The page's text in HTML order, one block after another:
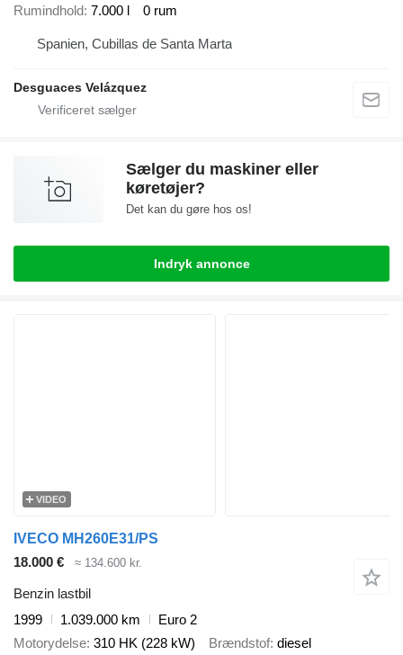
Rumindhold 7.000 l 0 rum
Spanien, Cubillas de Santa Marta
Desguaces Velázquez
Sælger du maskiner eller
køretøjer?
Det kan du gøre hos os!
Indryk annonce
VIDEO
IVECO MH260E31/PS
18.000 €
≈ 134.600 kr.
Benzin lastbil
1999
1.039.000 km
Euro 2
Motorydelse 310 HK (228 kW) Brændstof diesel